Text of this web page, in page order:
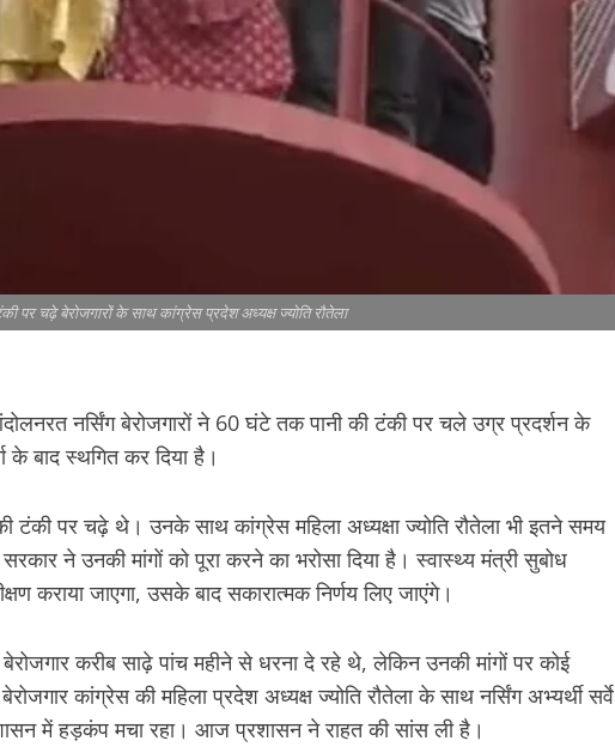
पर चढ़े बेरोजगारों के साथ कांग्रेस प्रदेश अध्यक्ष ज्योति रौतेला
नर्सिंग बेरोजगारों ने 60 घंटे तक पानी की टंकी पर चले उग्र प्रदर्शन के
के बाद स्थगित कर दिया है।
टंकी पर चढ़े थे। उनके साथ कांग्रेस महिला अध्यक्षा ज्योति रौतेला भी इतने समय
ने उनकी मांगों को पूरा करने का भरोसा दिया है। स्वास्थ्य मंत्री सुबोध
कराया जाएगा, उसके बाद सकारात्मक निर्णय लिए जाएंगे।
करीब साढ़े पांच महीने से धरना दे रहे थे, लेकिन उनकी मांगों पर कोई
कांग्रेस की महिला प्रदेश अध्यक्ष ज्योति रौतेला के साथ नर्सिंग अभ्यर्थी सर्वे
में हड़कंप मचा रहा। आज प्रशासन ने राहत की सांस ली है।